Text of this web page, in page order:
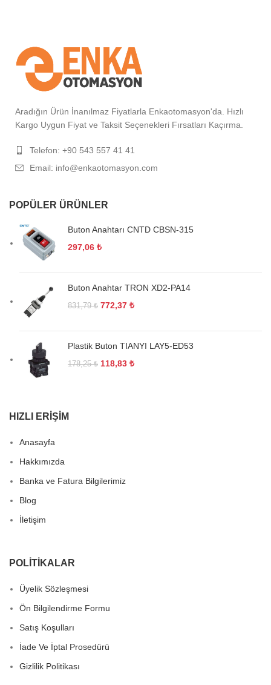
Aradığın Ürün İnanılmaz Fiyatlarla Enkaotomasyon'da. Hızlı
Kargo Uygun Fiyat ve Taksit Seçenekleri Fırsatları Kaçırma.
Telefon: +90 543 557 41 41
Email: info@enkaotomasyon.com
POPÜLER ÜRÜNLER
Buton Anahtarı CNTD CBSN-315
297,06 ₺
Buton Anahtar TRON XD2-PA14
831,79₺ 772,37 ₺
Plastik Buton TIANYI LAY5-ED53
178,25₺ 118,83 ₺
HIZLI ERIŞIM
Anasayfa
Hakkımızda
Banka ve Fatura Bilgilerimiz
Blog
İletişim
POLITIKALAR
Üyelik Sözleşmesi
Ön Bilgilendirme Formu
Satış Koşulları
İade Ve İptal Prosedürü
Gizlilik Politikası